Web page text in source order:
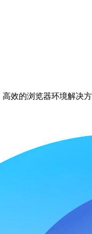
效的浏览器环境解决方